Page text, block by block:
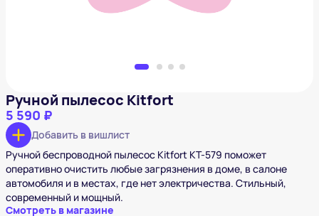
Ручной пылесос Kitfort
5 590 ₽
Добавить в вишлист
Ручной беспроводной пылесос Kitfort КТ-579 поможет
оперативно очистить любые загрязнения в доме, в салоне
автомобиля и в местах, где нет электричества. Стильный,
современный и мощный.
Смотреть в магазине